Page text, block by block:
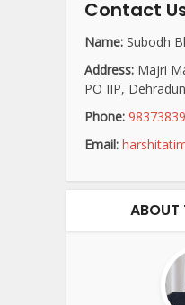
Contact
Name: Subodh
Address: Majri
PO IIP,
Phone:
Email:
ABOUT